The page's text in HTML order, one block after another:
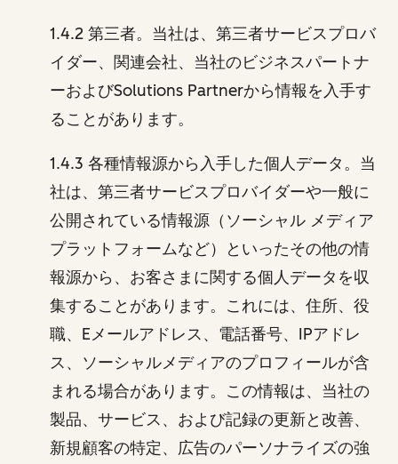
1.4.2 第三者。当社は、第三者サービスプロバ
イダー、関連会社、当社のビジネスパートナ
ーおよびSolutions Partnerから情報を入手す
ることがあります。
1.4.3 各種情報源から入手した個人データ。当
社は、第三者サービスプロバイダーや一般に
公開されている情報源（ソーシャル メディア
プラットフォームなど）といったその他の情
報源から、お客さまに関する個人データを収
集することがあります。これには、住所、役
職、Eメールアドレス、電話番号、IPアドレ
ス、ソーシャルメディアのプロフィールが含
まれる場合があります。この情報は、当社の
製品、サービス、および記録の更新と改善、
新規顧客の特定、広告のパーソナライズの強